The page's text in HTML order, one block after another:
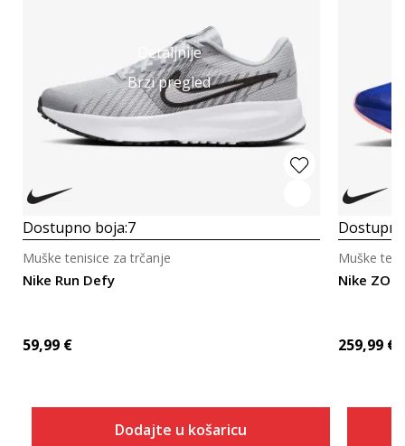
Detaljnije
Brzi pregled
Dostupno boja:7
Nike Run Defy
Muške tenisice za trčanje
59,99 €
Dodajte u košaricu
Nike
Muške
259,99 €